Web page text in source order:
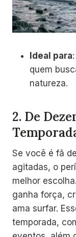
Ideal para
quem
natureza.
2. De
Se você é fã
agitadas, o
melhor
ganha força,
ama surfar.
temporada,